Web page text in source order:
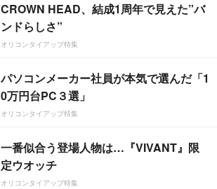
CROWN HEAD、結成1周年で見えた”バ
ンドらしさ”
オリコンタイアップ特集
パソコンメーカー社員が本気で選んだ「1
0万円台PC３選」
オリコンタイアップ特集
一番似合う登場人物は…『VIVANT』限
定ウオッチ
オリコンタイアップ特集